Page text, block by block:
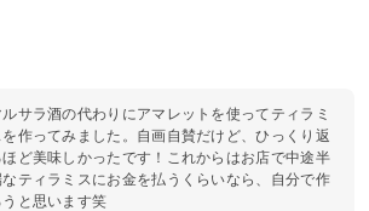
ルサラ酒の代わりにアマレットを使ってティラミ
を作ってみました。自画自賛だけど、ひっくり返
ほど美味しかったです！これからはお店で中途半
なティラミスにお金を払うくらいなら、自分で作
うと思います笑